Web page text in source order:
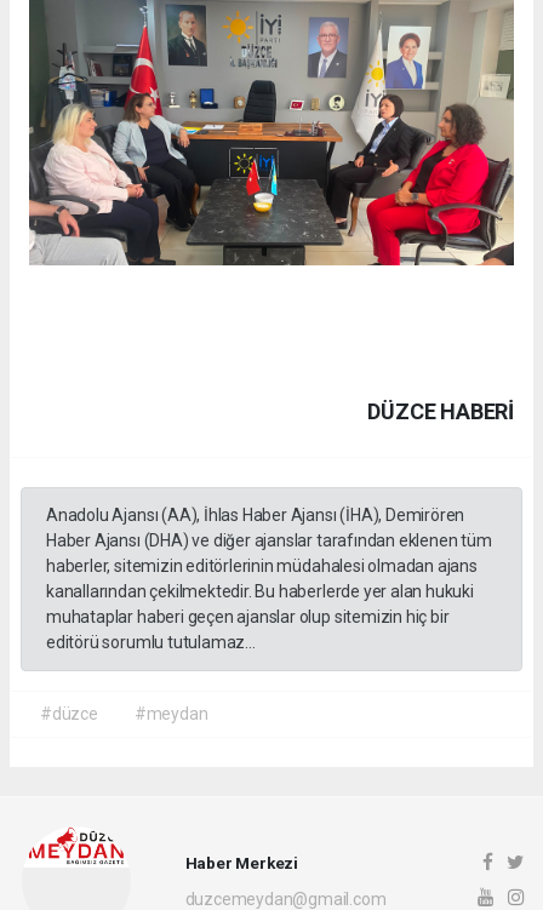
DÜZCE HABERİ
Anadolu Ajansı (AA), İhlas Haber Ajansı (İHA), Demirören
Haber Ajansı (DHA) ve diğer ajanslar tarafından eklenen tüm
haberler, sitemizin editörlerinin müdahalesi olmadan ajans
kanallarından çekilmektedir. Bu haberlerde yer alan hukuki
muhataplar haberi geçen ajanslar olup sitemizin hiç bir
editörü sorumlu tutulamaz...
#düzce #meydan
Haber Merkezi
duzcemeydan@gmail.com